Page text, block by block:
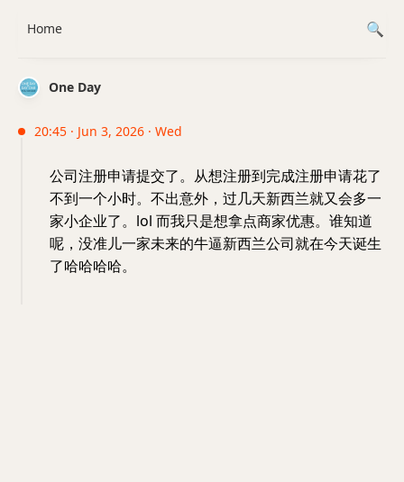
One Day
20:45 · Jun 3, 2026 · Wed
公司注册申请提交了。从想注册到完成注册申请花了
不到一个小时。不出意外，过几天新西兰就又会多一
家小企业了。lol 而我只是想拿点商家优惠。谁知道
呢，没准儿一家未来的牛逼新西兰公司就在今天诞生
了哈哈哈哈。
Home